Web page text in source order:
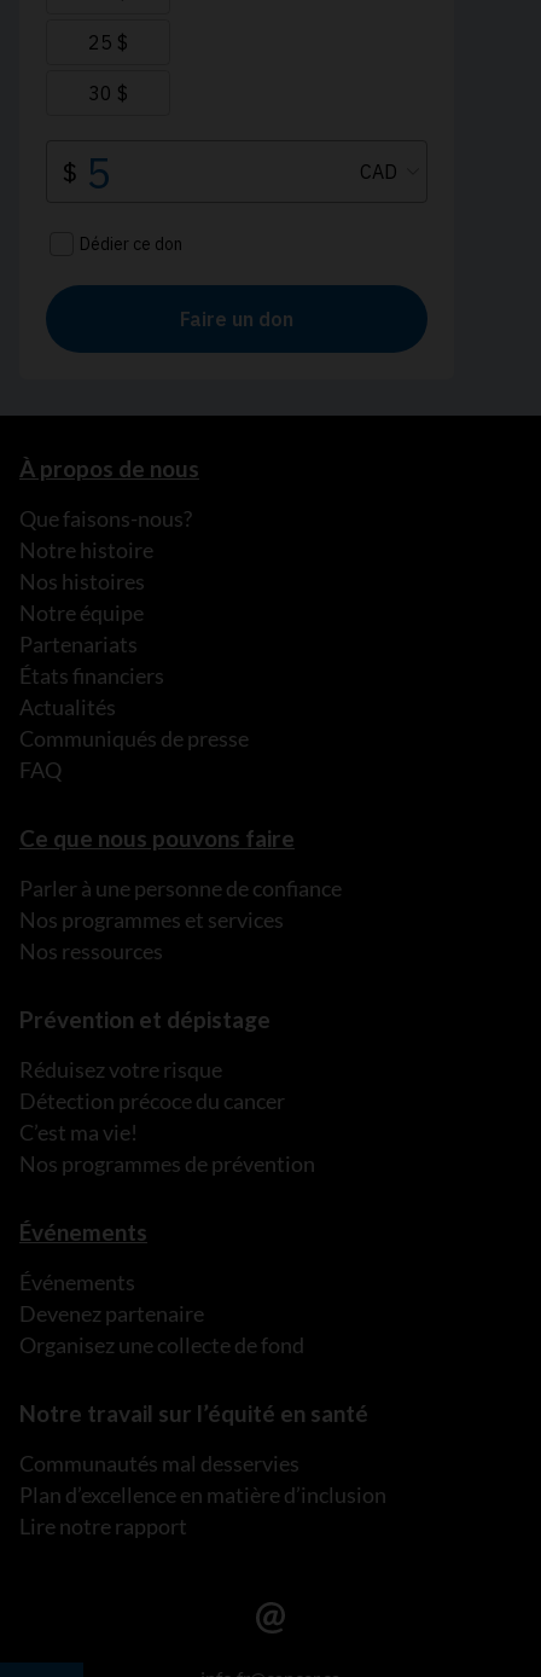
À propos de nous
Que faisons-nous?
Notre histoire
Nos histoires
Notre équipe
Partenariats
États financiers
Actualités
Communiqués de presse
FAQ
Ce que nous pouvons faire
Parler à une personne de confiance
Nos programmes et services
Nos ressources
Prévention et dépistage
Réduisez votre risque
Détection précoce du cancer
C’est ma vie!
Nos programmes de prévention
Événements
Événements
Devenez partenaire
Organisez une collecte de fond
Notre travail sur l’équité en santé
Communautés mal desservies
Plan d’excellence en matière d’inclusion
Lire notre rapport